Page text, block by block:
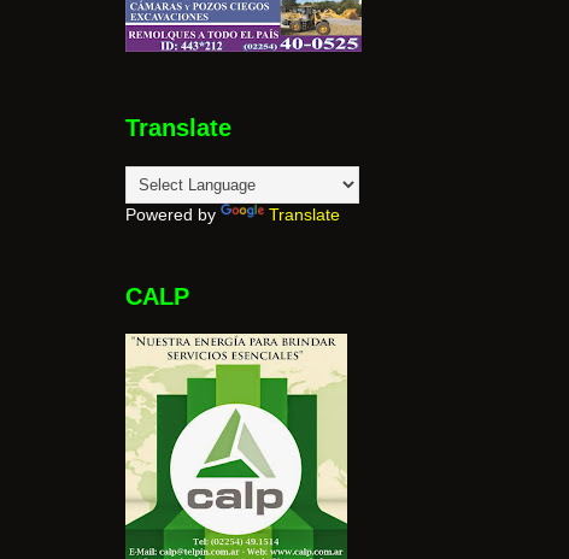
Translate
Powered by Translate
CALP